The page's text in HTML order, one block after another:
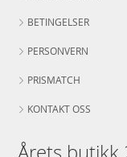
BETINGELSER
PERSONVERN
PRISMATCH
KONTAKT OSS